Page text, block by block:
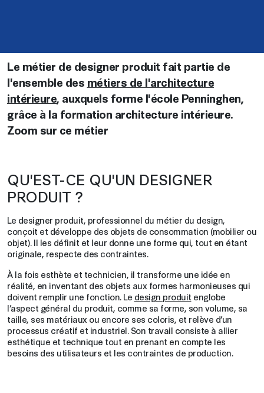
Le métier de designer produit fait partie de
l'ensemble des métiers de l'architecture
intérieure, auxquels forme l'école Penninghen,
grâce à la formation architecture intérieure.
Zoom sur ce métier
QU'EST-CE QU'UN DESIGNER
PRODUIT ?
Le designer produit, professionnel du métier du design,
conçoit et développe des objets de consommation (mobilier ou
objet). Il les définit et leur donne une forme qui, tout en étant
originale, respecte des contraintes.
À la fois esthète et technicien, il transforme une idée en
réalité, en inventant des objets aux formes harmonieuses qui
doivent remplir une fonction. Le design produit englobe
l’aspect général du produit, comme sa forme, son volume, sa
taille, ses matériaux ou encore ses coloris, et relève d’un
processus créatif et industriel. Son travail consiste à allier
esthétique et technique tout en prenant en compte les
besoins des utilisateurs et les contraintes de production.